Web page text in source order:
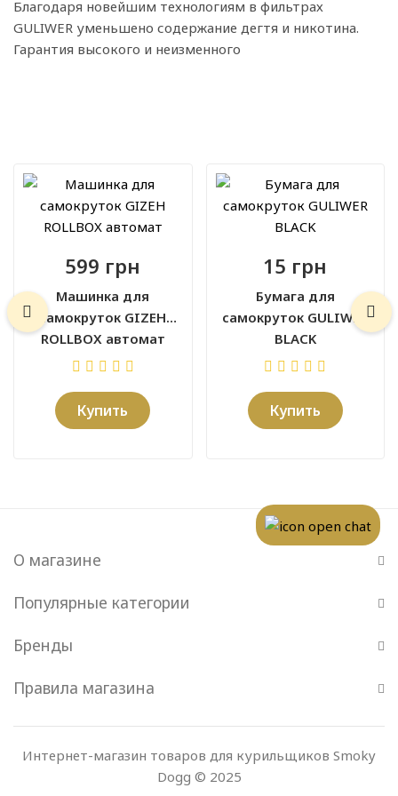
Благодаря новейшим технологиям в фильтрах
GULIWER уменьшено содержание дегтя и никотина.
Гарантия высокого и неизменного
599 грн
Машинка для
самокруток GIZEH
ROLLBOX автомат
Купить
15 грн
Бумага для
самокруток GULIWER
BLACK
Купить
О магазине
Популярные категории
Бренды
Правила магазина
Интернет-магазин товаров для курильщиков Smoky
Dogg © 2025